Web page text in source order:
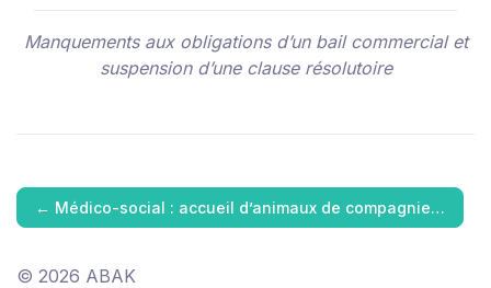
Manquements aux obligations d’un bail commercial et
suspension d’une clause résolutoire
← Médico-social : accueil d’animaux de compagnie…
© 2026 ABAK